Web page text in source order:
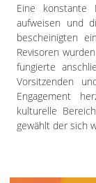
Eine konstante
aufweisen und
bescheinigten
Revisoren
fungierte
Vorsitzenden
Engagement
kulturelle
gewählt der sich